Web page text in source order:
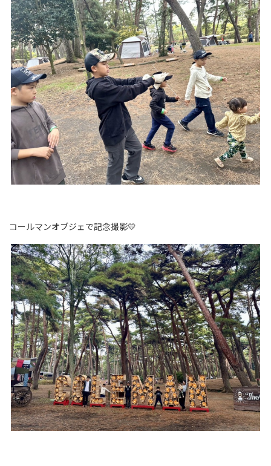
コールマンオブジェで記念撮影💛